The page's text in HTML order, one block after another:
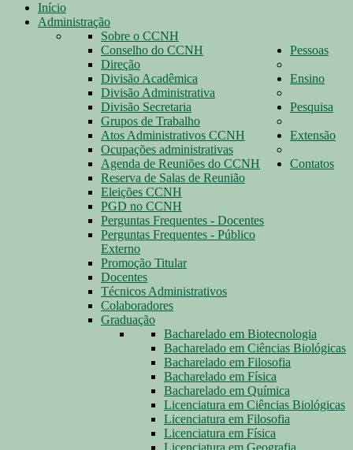
Início
Administração
Sobre o CCNH
Conselho do CCNH
Direção
Divisão Acadêmica
Divisão Administrativa
Divisão Secretaria
Grupos de Trabalho
Atos Administrativos CCNH
Ocupações administrativas
Agenda de Reuniões do CCNH
Reserva de Salas de Reunião
Eleições CCNH
PGD no CCNH
Perguntas Frequentes - Docentes
Perguntas Frequentes - Público
Externo
Promoção Titular
Pessoas
Docentes
Técnicos Administrativos
Colaboradores
Ensino
Graduação
Bacharelado em Biotecnologia
Bacharelado em Ciências Biológicas
Bacharelado em Filosofia
Bacharelado em Física
Bacharelado em Química
Licenciatura em Ciências Biológicas
Licenciatura em Filosofia
Licenciatura em Física
Licenciatura em Geografia
Pesquisa
Extensão
Contatos